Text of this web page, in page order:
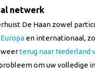
netwerk
De Haan zowel
en internationaal,
terug naar Nederland
om uw volledige